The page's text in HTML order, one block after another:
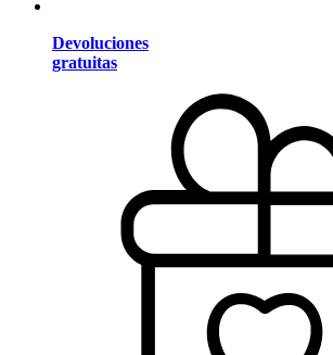
Devoluciones
gratuitas